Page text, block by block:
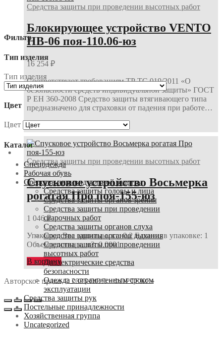
Средства защиты при проведении высотных работ
Блокирующее устройство VENTO
НВ-06 поя-110.06-юз
16 254 ₽
Соответствуют требованиям ТР ТС 019/2011 «О
безопасности средств индивидуальной защиты» ГОСТ
Р ЕН 360-2008 Средство защиты втягивающего типа
предназначено для страховки от падения при работе…
В корзину
Средства защиты при проведении высотных работ
Спусковое устройство Восьмерка
рогатая Про поя-155-юз
1 046₽
Упаковка: Вес единицы, кг: 0,2 Единиц в упаковке: 1
Объем единицы, м3: 0,0001
В корзину
Авторское право © 2026 ООО «ФОРТЕКС»
Фильтр
Тип изделия
Тип изделия
Цвет
Цвет
Каталог
Спецодежда
Рабочая обувь
Средства индивидуальной защиты
Средства защиты головы и лица
Средства защиты органов зрения
Средства защиты при проведении
сварочных работ
Средства защиты органов слуха
Средства защиты органов дыхания
Средства защиты при проведении
высотных работ
Диэлектрические средства
безопасности
Одежда с ограниченным сроком
эксплуатации
Средства защиты рук
Постельные принадлежности
Хозяйственная группа
Uncategorized